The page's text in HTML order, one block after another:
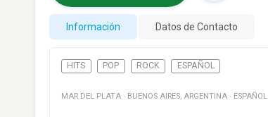
Información Datos de Contacto
HITS POP ROCK ESPAÑOL
MAR DEL PLATA · BUENOS AIRES, ARGENTINA · ESPAÑOL